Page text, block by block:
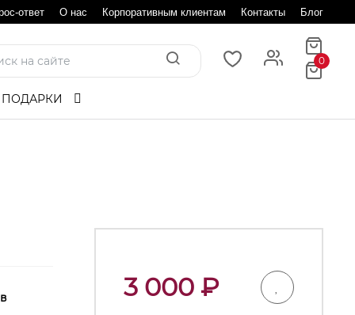
ответ О нас Корпоративным клиентам Контакты Блог
0
3 000₽